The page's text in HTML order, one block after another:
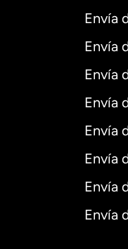
Envía
Envía
Envía
Envía
Envía
Envía
Envía
Envía